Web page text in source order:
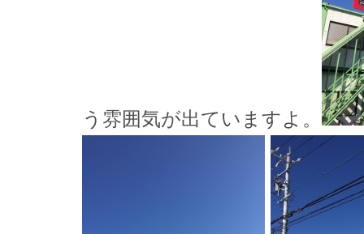
う雰囲気が出ていますよ。